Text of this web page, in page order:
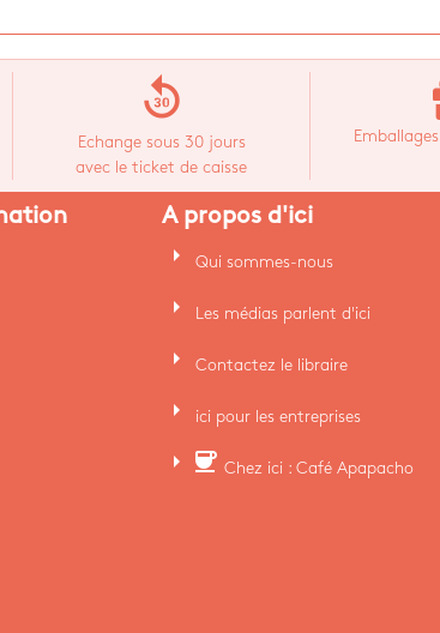
replay_30
Echange sous 30 jours
avec le ticket de caisse
A propos d'ici
arrow_right Qui sommes-nous
arrow_right Les médias parlent d'ici
arrow_right Contactez le libraire
arrow_right ici pour les entreprises
arrow_right coffee Chez ici : Café Apapacho